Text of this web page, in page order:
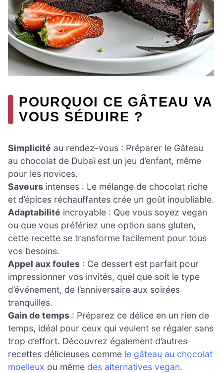
POURQUOI CE GÂTEAU VA
VOUS SÉDUIRE ?
Simplicité au rendez-vous : Préparer le Gâteau
au chocolat de Dubaï est un jeu d’enfant, même
pour les novices.
Saveurs intenses : Le mélange de chocolat riche
et d’épices réchauffantes crée un goût inoubliable.
Adaptabilité incroyable : Que vous soyez vegan
ou que vous préfériez une option sans gluten,
cette recette se transforme facilement pour tous
vos besoins.
Appel aux foules : Ce dessert est parfait pour
impressionner vos invités, quel que soit le type
d’événement, de l’anniversaire aux soirées
tranquilles.
Gain de temps : Préparez ce délice en un rien de
temps, idéal pour ceux qui veulent se régaler sans
trop d’effort. Découvrez également d’autres
recettes délicieuses comme le gâteau au chocolat
moelleux ou même des alternatives vegan.